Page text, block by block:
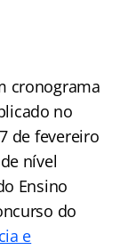
cronograma
no
de fevereiro
nível
Ensino
do
e